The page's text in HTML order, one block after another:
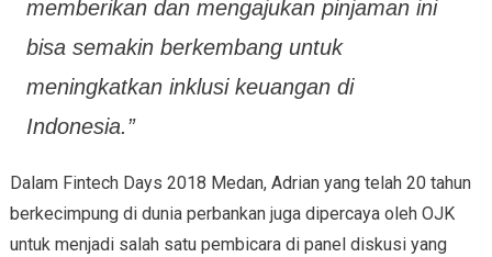
memberikan dan mengajukan pinjaman ini
bisa semakin berkembang untuk
meningkatkan inklusi keuangan di
Indonesia.”
Dalam Fintech Days 2018 Medan, Adrian yang telah 20 tahun
berkecimpung di dunia perbankan juga dipercaya oleh OJK
untuk menjadi salah satu pembicara di panel diskusi yang